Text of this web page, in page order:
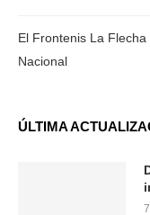
El Frontenis La
Nacional
ÚLTIMA